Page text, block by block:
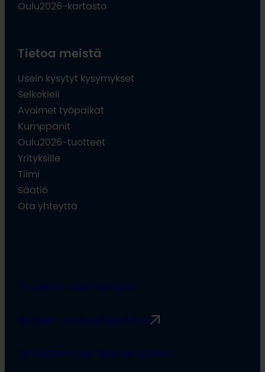
Oulu2026-kartasto
Tietoa meistä
Usein kysytyt kysymykset
Selkokieli
Avoimet työpaikat
Kumppanit
Oulu2026-tuotteet
Yrityksille
Tiimi
Säätiö
Ota yhteyttä
Projektien viestintäohjeet
Rimbert-avustusjärjestelmä
Turvallisemman tilan periaatteet